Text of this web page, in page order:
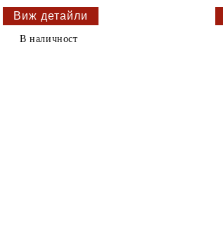
Виж детайли
В наличност